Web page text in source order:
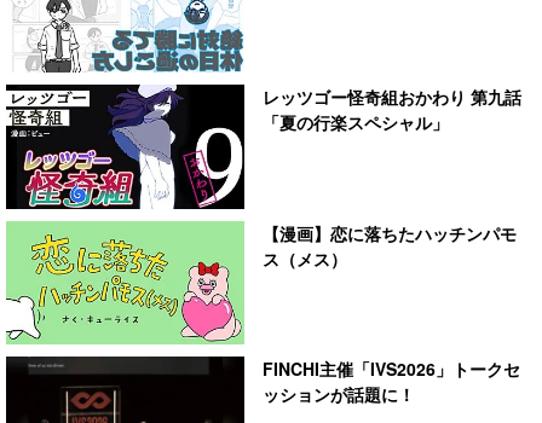
レッツゴー怪奇組おかわり 第九話
「夏の行楽スペシャル」
【漫画】恋に落ちたハッチンパモ
ス（メス）
FINCHI主催「IVS2026」トークセ
ッションが話題に！